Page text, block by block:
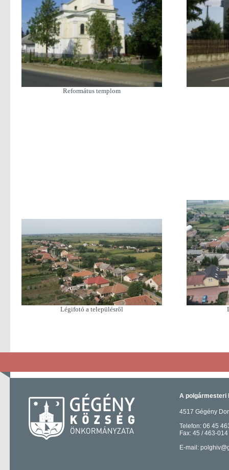
Református templom
Légifotó a településről
A polgármesteri
4517 Gégény
Telefon: 06 45
Fax: 45 / 463-014
E-mail: